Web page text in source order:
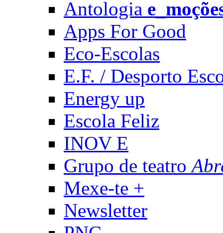
Antologia
Apps For Good
Eco-Escolas
E.F. / Desporto
Energy up
Escola Feliz
INOV E
Grupo de teatro
Mexe-te +
Newsletter